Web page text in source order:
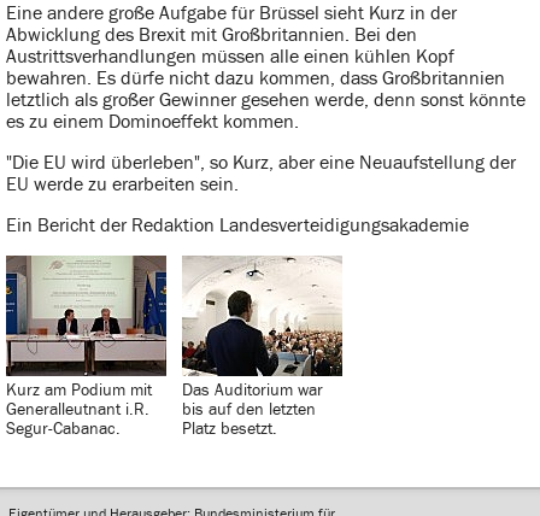
Eine andere große Aufgabe für Brüssel sieht Kurz in der
Abwicklung des Brexit mit Großbritannien. Bei den
Austrittsverhandlungen müssen alle einen kühlen Kopf
bewahren. Es dürfe nicht dazu kommen, dass Großbritannien
letztlich als großer Gewinner gesehen werde, denn sonst könnte
es zu einem Dominoeffekt kommen.
"Die EU wird überleben", so Kurz, aber eine Neuaufstellung der
EU werde zu erarbeiten sein.
Ein Bericht der Redaktion Landesverteidigungsakademie
Kurz am Podium mit
Generalleutnant i.R.
Segur-Cabanac.
Das Auditorium war
bis auf den letzten
Platz besetzt.